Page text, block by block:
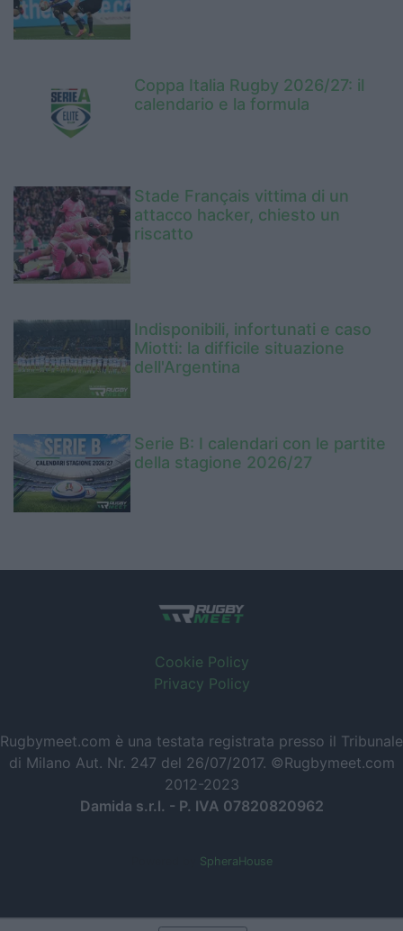
Coppa Italia Rugby 2026/27: il
calendario e la formula
Stade Français vittima di un
attacco hacker, chiesto un
riscatto
Indisponibili, infortunati e caso
Miotti: la difficile situazione
dell'Argentina
Serie B: I calendari con le partite
della stagione 2026/27
Cookie Policy
Privacy Policy
Rugbymeet.com è una testata registrata presso il Tribunale
di Milano Aut. Nr. 247 del 26/07/2017. ©Rugbymeet.com
2012-2023
Damida s.r.l. - P. IVA 07820820962
SpheraHouse